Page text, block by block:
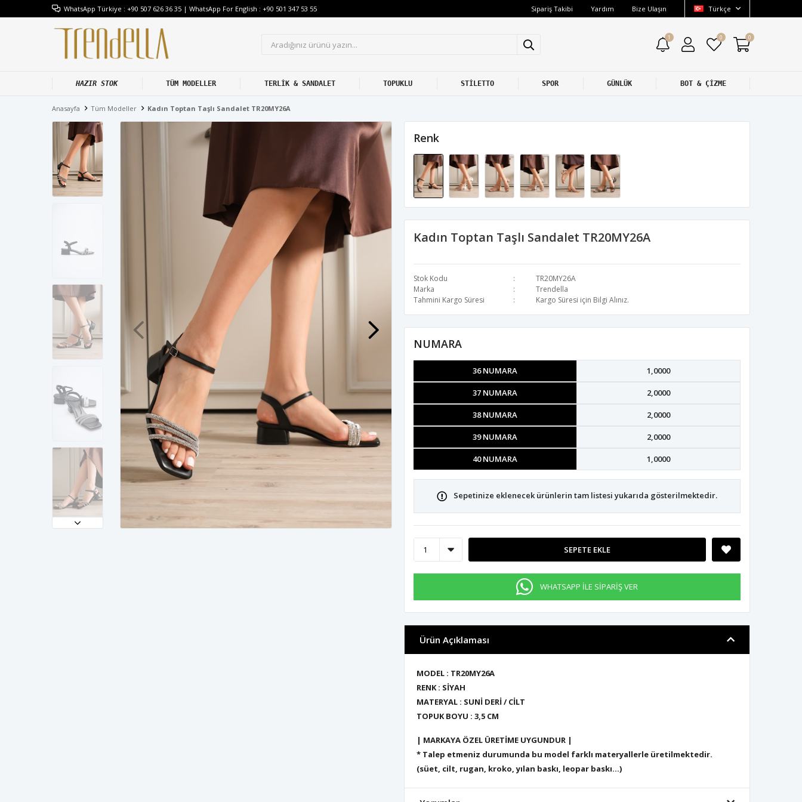
WhatsApp Türkiye : +90 507 626 36 35 | WhatsApp For English : +90 501 347 53 55 Sipariş Takibi Yardım Bize Ulaşın Türkçe
1 0 0
HAZIR STOK TÜM MODELLER TERLİK & SANDALET TOPUKLU STİLETTO SPOR GÜNLÜK BOT & ÇİZME
Anasayfa Tüm Modeller Kadın Toptan Taşlı Sandalet TR20MY26A
Kadın Toptan Taşlı Sandalet TR20MY26A
Stok Kodu
TR20MY26A
Marka
Trendella
Tahmini Kargo Süresi
Kargo Süresi için Bilgi Alınız.
Renk
NUMARA
36 NUMARA 1,0000
37 NUMARA 2,0000
38 NUMARA 2,0000
39 NUMARA 2,0000
40 NUMARA 1,0000
Sepetinize eklenecek ürünlerin tam listesi yukarıda gösterilmektedir.
SEPETE EKLE
WHATSAPP İLE SİPARİŞ VER
Ürün Açıklaması
MODEL : TR20MY26A
RENK : SİYAH
MATERYAL : SUNİ DERİ / CİLT
TOPUK BOYU : 3,5 CM
| MARKAYA ÖZEL ÜRETİME UYGUNDUR |
* Talep etmeniz durumunda bu model farklı materyallerle üretilmektedir.
(süet, cilt, rugan, kroko, yılan baskı, leopar baskı...)